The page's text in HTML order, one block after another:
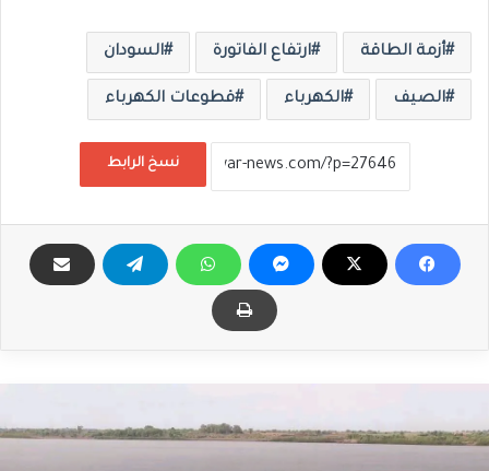
أزمة الطاقة ارتفاع الفاتورة السودان
الصيف الكهرباء قطوعات الكهرباء
نسخ الرابط